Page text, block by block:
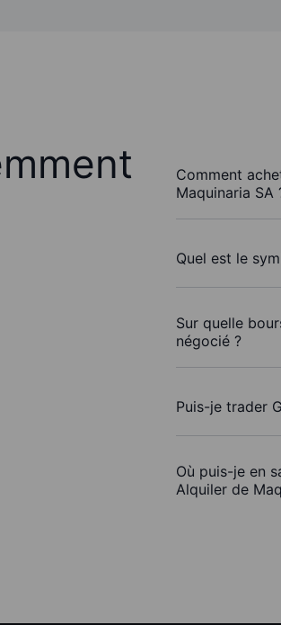
Comment
Maquinaria SA
Quel est le
Sur quelle
négocié ?
Puis-je trader
Où puis-je en
Alquiler de